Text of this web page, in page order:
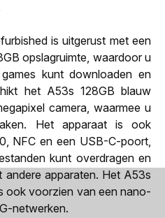
is uitgerust met een
opslagruimte, waardoor u
kunt downloaden en
het A53s 128GB blauw
camera, waarmee u
Het apparaat is ook
NFC en een USB-C-poort,
kunt overdragen en
andere apparaten. Het A53s
ook voorzien van een nano-
netwerken.